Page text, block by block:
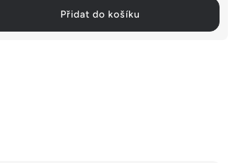
Přidat do košíku